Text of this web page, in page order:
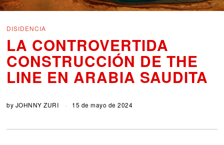
DISIDENCIA
LA CONTROVERTIDA
CONSTRUCCIÓN DE THE
LINE EN ARABIA SAUDITA
by JOHNNY ZURI 15 de mayo de 2024